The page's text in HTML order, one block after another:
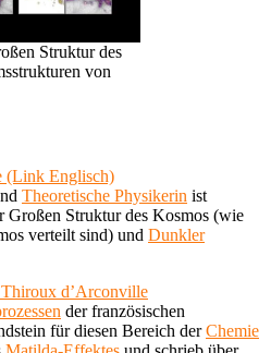
Struktur des
von
(Link Englisch)
Theoretische Physikerin ist
Großen Struktur des Kosmos (wie
verteilt sind) und Dunkler
d’Arconville
der französischen
für diesen Bereich derChemie